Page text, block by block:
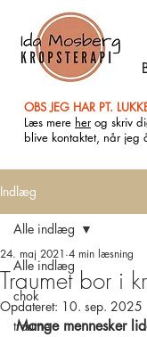
OBS JEG HAR PT.
Læs mere herog skriv
blive kontaktet, når jeg
Indlæg
Alle indlæg
chok
traume
Alle indlæg
Traumet bor i
24. maj 2021 4 min læsning
Opdateret: 10. sep. 2025
Mange mennesker